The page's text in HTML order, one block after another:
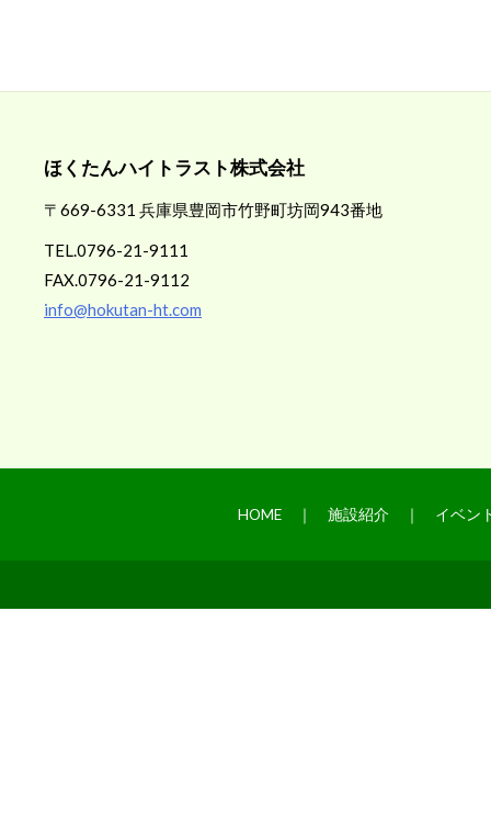
ほくたんハイトラスト株式会社
〒669-6331 兵庫県豊岡市竹野町坊岡943番地
TEL.0796-21-9111
FAX.0796-21-9112
info@hokutan-ht.com
HOME｜ 施設紹介｜ イベン